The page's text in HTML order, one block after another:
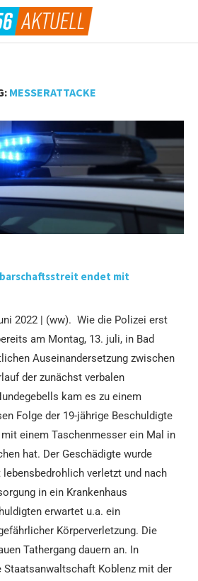
MESSERATTACKE
endet mit
2022 | (ww). Wie die Polizei erst
am Montag, 13. juli, in Bad
Auseinandersetzung zwischen
der zunächst verbalen
kam es zu einem
Folge der 19-jährige Beschuldigte
einem Taschenmesser ein Mal in
hat. Der Geschädigte wurde
verletzt und nach
in ein Krankenhaus
erwartet u.a. ein
Körperverletzung. Die
Tathergang dauern an. In
Staatsanwaltschaft Koblenz mit der